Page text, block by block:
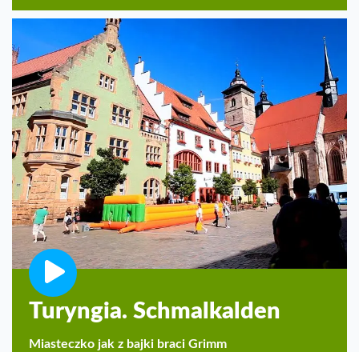
Turyngia. Schmalkalden
Miasteczko jak z bajki braci Grimm